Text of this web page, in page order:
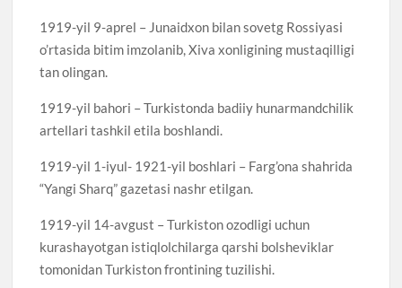
1919-yil 9-aprel – Junaidxon bilan sovetg Rossiyasi
o’rtasida bitim imzolanib, Xiva xonligining mustaqilligi
tan olingan.
1919-yil bahori – Turkistonda badiiy hunarmandchilik
artellari tashkil etila boshlandi.
1919-yil 1-iyul- 1921-yil boshlari – Farg’ona shahrida
“Yangi Sharq” gazetasi nashr etilgan.
1919-yil 14-avgust – Turkiston ozodligi uchun
kurashayotgan istiqlolchilarga qarshi bolsheviklar
tomonidan Turkiston frontining tuzilishi.